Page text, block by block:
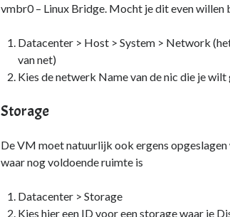
vmbr0 – Linux Bridge. Mocht je dit even
Datacenter > Host > System > Network
van net)
Kies de netwerk Name van de nic die je
Storage
De VM moet natuurlijk ook ergens
waar nog voldoende ruimte is
Datacenter > Storage
Kies hier een ID voor een storage waar je